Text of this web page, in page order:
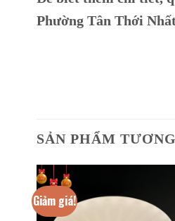
Phường Tân Thới
SẢN PHẨM
Giảm giá!